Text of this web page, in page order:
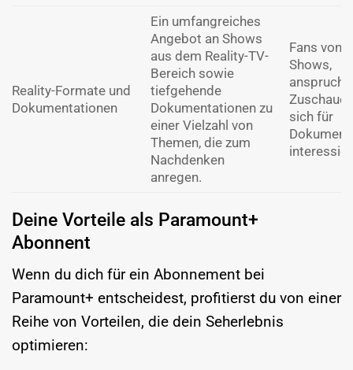
Reality-Formate und
Dokumentationen
Ein umfangreiches
Angebot an Shows
aus dem Reality-TV-
Bereich sowie
tiefgehende
Dokumentationen zu
einer Vielzahl von
Themen, die zum
Nachdenken
anregen.
Fans von
Shows,
sich für
Deine Vorteile als Paramount+
Abonnent
Wenn du dich für ein Abonnement bei
Paramount+ entscheidest, profitierst du von einer
Reihe von Vorteilen, die dein Seherlebnis
optimieren: